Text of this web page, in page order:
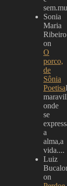
Sonia
Maria
Ribeiro
on
O
porco,
de
Sônia
Poetisa
onde
se
a
alma,a
vida....
Luiz
on